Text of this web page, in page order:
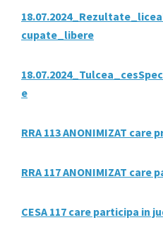
cupate_libere
e
RRA 113 ANONIMIZAT care
RRA 117 ANONIMIZAT care
CESA 117 care participa in